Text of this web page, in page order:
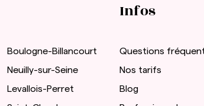
Infos
Boulogne-Billancourt
Neuilly-sur-Seine
Levallois-Perret
Questions
Nos tarifs
Blog